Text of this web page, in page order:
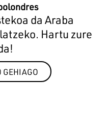
da Araba
Hartu zure